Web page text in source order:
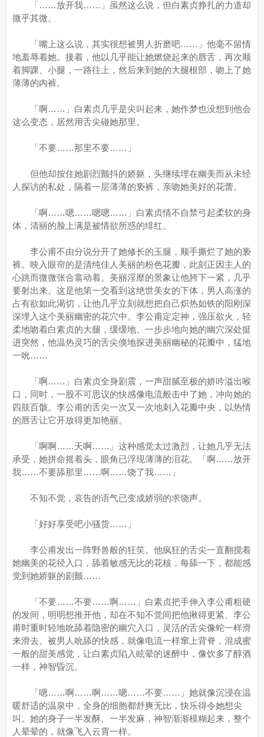
「……放开我……」虽然这么说，但白素贞挣扎的力道却
微乎其微。
「嘴上这么说，其实很想被男人折磨吧……」他毫不留情
地羞辱着她。接着，他以几乎能让她燃烧起来的唇舌，再次顺
着脚踝、小腿，一路往上，然后来到她的大腿根部，吻上了她
薄薄的内裤。
「啊……」白素贞几乎是尖叫起来，她作梦也没想到他会
这么变态，居然用舌尖碰她那里。
「不要……那里不要……」
但他却按住她剧烈颤抖的娇躯，头继续埋在幽美而从未经
人探访的私处，隔着一层薄薄的亵裤，亲吻她美好的花蕾。
「啊……嗯……嗯嗯……」白素贞情不自禁弓起柔软的身
体，清丽的脸上满是被情欲所惑的绯红。
李公甫不由分说分开了她修长的玉腿，顺手撕烂了她的亵
裤。映入眼帘的是清纯佳人美丽的粉色花瓣，此刻正因主人的
心跳而微微张合翕动着。美丽淫靡的景象让他胯下一紧，几乎
要射出来。这是他第一交看到这绝世美女的下体，男人高涨的
占有欲如此渴切，让他几乎立刻就想把自己炽热如铁的阳刚深
深埋入这个美丽幽密的花穴中。李公甫定定神，强压欲火，轻
柔地吻着白素贞的大腿，缓缓地、一步步地向她的幽穴深处挺
进突然，他温热灵巧的舌尖倏地探进美丽幽秘的花瓣中，猛地
一吮……
「啊……」白素贞全身剧震，一声甜腻至极的娇吟溢出喉
口，同时，一股不可思议的快感像电流般击中了她，冲向她的
四肢百骸。李公甫的舌尖一次又一次地刺入花瓣中央，以热情
的唇舌让它开放得更加艳丽。
「啊啊……天啊……」这种感觉太过激烈，让她几乎无法
承受，她拼命摇着头，眼角已浮现薄薄的泪花。「啊……放开
我……不要舔那里……啊……饶了我……」
不知不觉，哀告的语气已变成娇弱的求饶声。
「好好享受吧小骚货……」
李公甫发出一阵野兽般的狂笑。他疯狂的舌尖一直翻搅着
她幽美的花径入口，舔着敏感无比的花核，每舔一下，都能感
觉到她娇躯的剧颤……
「不要……不要……啊……」白素贞把手伸入李公甫粗硬
的发间，明明想推开他，却在不知不觉间把他揪得更紧、李公
甫时重时轻地吮舔着隐密的幽穴入口，灵活的舌尖像蛇一样滑
来滑去。被男人吮舔的快感，就像电流一样窜上背脊，混成蜜
一般的甜美感觉，让白素贞陷入眩晕的迷醉中，像饮多了醇酒
一样，神智昏沉。
「嗯……啊……啊……嗯……不要……」她就像沉浸在温
暖舒适的温泉中，全身的细胞都舒爽无比，快乐得令她想尖
叫。她的身子一半发酥、一半发麻，神智渐渐模糊起来，整个
人晕晕的，就像飞入云霄一样。